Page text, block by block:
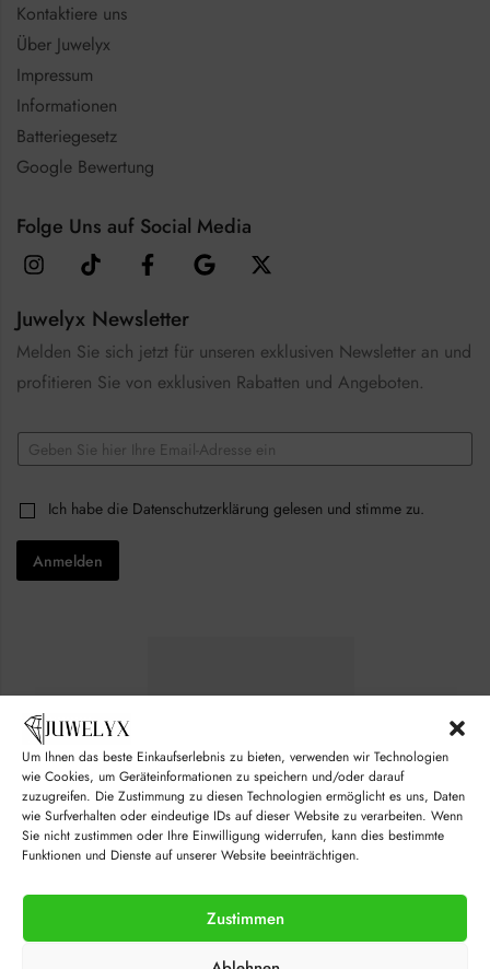
Um Ihnen das beste Einkaufserlebnis zu bieten, verwenden wir Technologien
wie Cookies, um Geräteinformationen zu speichern und/oder darauf
zuzugreifen. Die Zustimmung zu diesen Technologien ermöglicht es uns, Daten
wie Surfverhalten oder eindeutige IDs auf dieser Website zu verarbeiten. Wenn
Sie nicht zustimmen oder Ihre Einwilligung widerrufen, kann dies bestimmte
Funktionen und Dienste auf unserer Website beeinträchtigen.
Zustimmen
Kontaktiere uns
Über Juwelyx
Impressum
Informationen
Batteriegesetz
Google Bewertung
Folge Uns auf Social Media
Juwelyx Newsletter
Melden Sie sich jetzt für unseren exklusiven Newsletter an und
profitieren Sie von exklusiven Rabatten und Angeboten.
e
k
b
o
e
E
m
lC
h
e
k
*
Ich habe die Datenschutzerklärung gelesen und stimme zu.
Anmelden